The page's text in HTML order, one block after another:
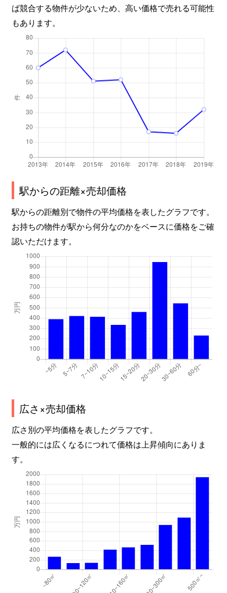
ば競合する物件が少ないため、高い価格で売れる可能性
もあります。
駅からの距離×売却価格
駅からの距離別で物件の平均価格を表したグラフです。
お持ちの物件が駅から何分なのかをベースに価格をご確
認いただけます。
広さ×売却価格
広さ別の平均価格を表したグラフです。
一般的には広くなるにつれて価格は上昇傾向にありま
す。